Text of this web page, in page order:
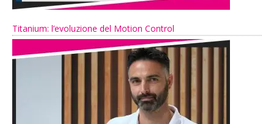
Titanium: l’evoluzione del Motion Control